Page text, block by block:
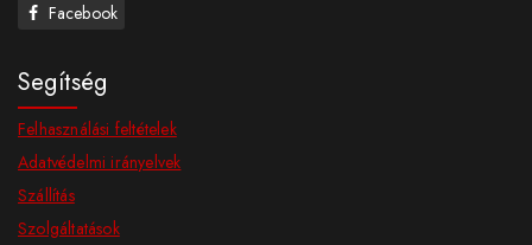
Facebook
Segítség
Felhasználási feltételek
Adatvédelmi irányelvek
Szállítás
Szolgáltatások